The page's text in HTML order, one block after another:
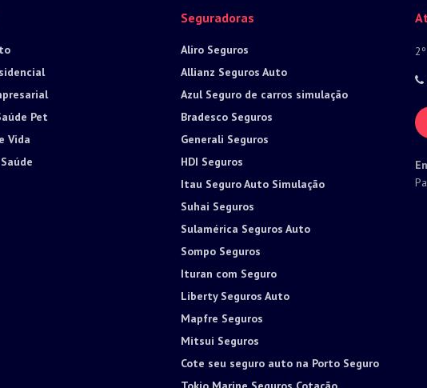
Pet
Vida
Seguradoras
Aliro Seguros
Allianz Seguros Auto
Azul Seguro de carros simulação
Bradesco Seguros
Generali Seguros
HDI Seguros
Itau Seguro Auto Simulação
Suhai Seguros
Sulamérica Seguros Auto
Sompo Seguros
Ituran com Seguro
Liberty Seguros Auto
Mapfre Seguros
Mitsui Seguros
Cote seu seguro auto na Porto Seguro